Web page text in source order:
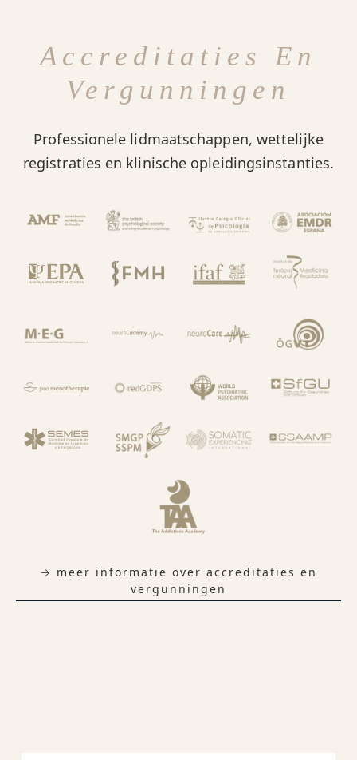
Accreditaties En
Vergunningen
Professionele lidmaatschappen, wettelijke
registraties en klinische opleidingsinstanties.
→ meer informatie over accreditaties en
vergunningen